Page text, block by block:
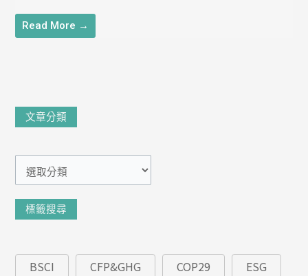
Read More →
文章分類
章
標籤搜尋
BSCI CFP&GHG COP29
ESG